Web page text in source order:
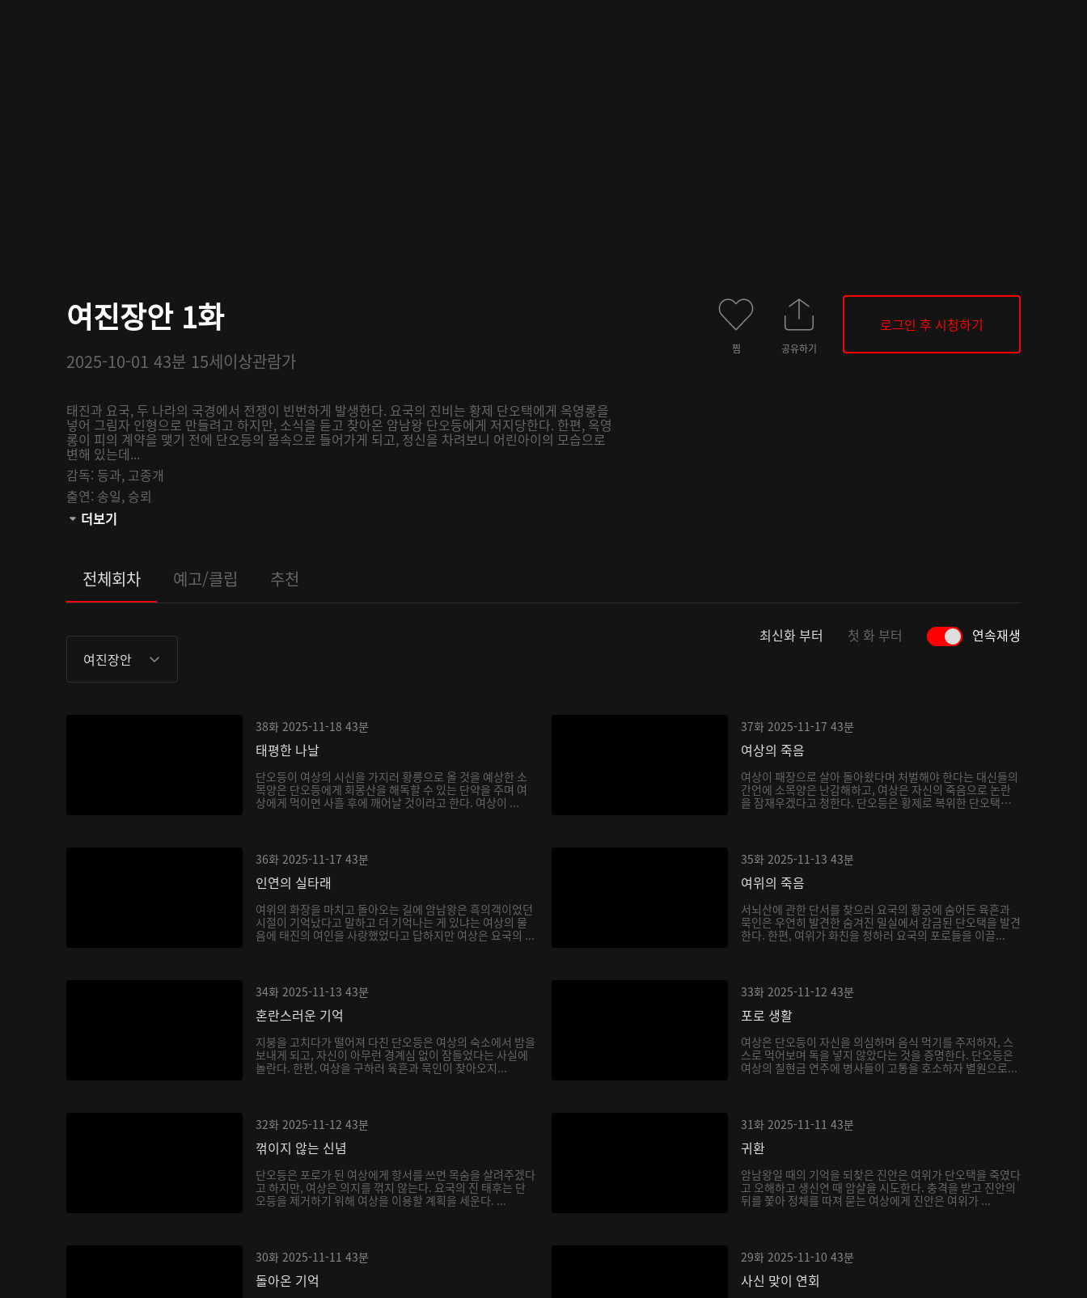
여진장안 1화
2025-10-01 43분 15세이상관람가
태진과 요국, 두 나라의 국경에서 전쟁이 빈번하게 발생한다. 요국의 진비는 황제 단오택에게 옥영롱을
넣어 그림자 인형으로 만들려고 하지만, 소식을 듣고 찾아온 암남왕 단오등에게 저지당한다. 한편, 옥영
롱이 피의 계약을 맺기 전에 단오등의 몸속으로 들어가게 되고, 정신을 차려보니 어린아이의 모습으로
변해 있는데...
감독: 등과, 고종개
출연: 송일, 승뢰
채널:AsiaN
더보기
찜 공유하기
로그인 후 시청하기
전체회차 예고/클립 추천
여진장안
최신화 부터 첫 화 부터 연속재생
38화 2025-11-18 43분
태평한 나날
단오등이 여상의 시신을 가지러 황릉으로 올 것을 예상한 소
목양은 단오등에게 회몽산을 해독할 수 있는 단약을 주며 여
상에게 먹이면 사흘 후에 깨어날 것이라고 한다. 여상이 ...
37화 2025-11-17 43분
여상의 죽음
여상이 패장으로 살아 돌아왔다며 처벌해야 한다는 대신들의
간언에 소목양은 난감해하고, 여상은 자신의 죽음으로 논란
을 잠재우겠다고 청한다. 단오등은 황제로 복위한 단오택에
36화 2025-11-17 43분
인연의 실타래
여위의 화장을 마치고 돌아오는 길에 암남왕은 흑의객이었던
시절이 기억났다고 말하고 더 기억나는 게 있냐는 여상의 물
음에 태진의 여인을 사랑했었다고 답하지만 여상은 요국의 ...
35화 2025-11-13 43분
여위의 죽음
서뇌산에 관한 단서를 찾으러 요국의 황궁에 숨어든 육흔과
묵인은 우연히 발견한 숨겨진 밀실에서 감금된 단오택을 발견
한다. 한편, 여위가 화친을 청하러 요국의 포로들을 이끌...
34화 2025-11-13 43분
혼란스러운 기억
지붕을 고치다가 떨어져 다친 단오등은 여상의 숙소에서 밤을
보내게 되고, 자신이 아무런 경계심 없이 잠들었다는 사실에
놀란다. 한편, 여상을 구하러 육흔과 묵인이 찾아오지...
33화 2025-11-12 43분
포로 생활
여상은 단오등이 자신을 의심하며 음식 먹기를 주저하자, 스
스로 먹어보며 독을 넣지 않았다는 것을 증명한다. 단오등은
여상의 칠현금 연주에 병사들이 고통을 호소하자 별원으로...
32화 2025-11-12 43분
꺾이지 않는 신념
단오등은 포로가 된 여상에게 항서를 쓰면 목숨을 살려주겠다
고 하지만, 여상은 의지를 꺾지 않는다. 요국의 진 태후는 단
오등을 제거하기 위해 여상을 이용할 계획을 세운다. ...
31화 2025-11-11 43분
귀환
암남왕일 때의 기억을 되찾은 진안은 여위가 단오택을 죽였다
고 오해하고 생신연 때 암살을 시도한다. 충격을 받고 진안의
뒤를 쫓아 정체를 따져 묻는 여상에게 진안은 여위가 ...
30화 2025-11-11 43분
돌아온 기억
29화 2025-11-10 43분
사신 맞이 연회